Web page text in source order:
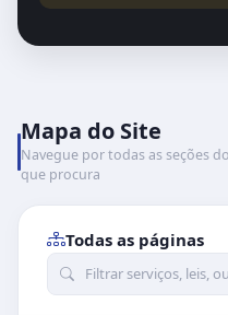
Mapa do Site
Navegue por todas as seções
que procura
Todas as páginas